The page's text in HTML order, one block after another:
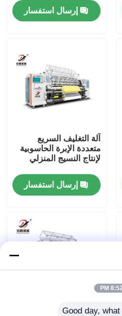
المحوسبة
إرسال استفسار
آلة التغليف السريع
متعددة الإبرة الحاسوبية
لإنتاج النسيج المنزلي
إرسال استفسار
آلة خياطة متعددة الإبر
8:52 PM
Good day,